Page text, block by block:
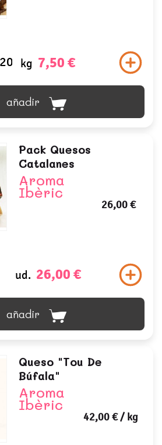
kg 7,50 €
añadir
Pack Quesos
Catalanes
Aroma
Ibèric
26,00 €
ud. 26,00 €
añadir
Queso "tou De
Búfala"
Aroma
Ibèric
42,00 €/ kg